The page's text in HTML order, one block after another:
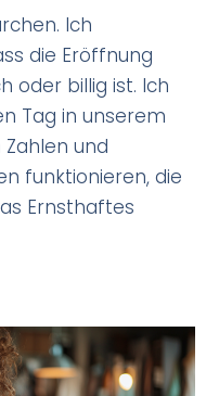
Ich
die Eröffnung
oder billig ist. Ich
Tag in unserem
und
funktionieren, die
Ernsthaftes